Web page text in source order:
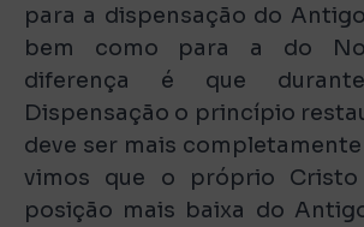
para a dispensação do
bem como para a do
diferença é que
Dispensação o princípio
deve ser mais
vimos que o próprio
posição mais baixa do